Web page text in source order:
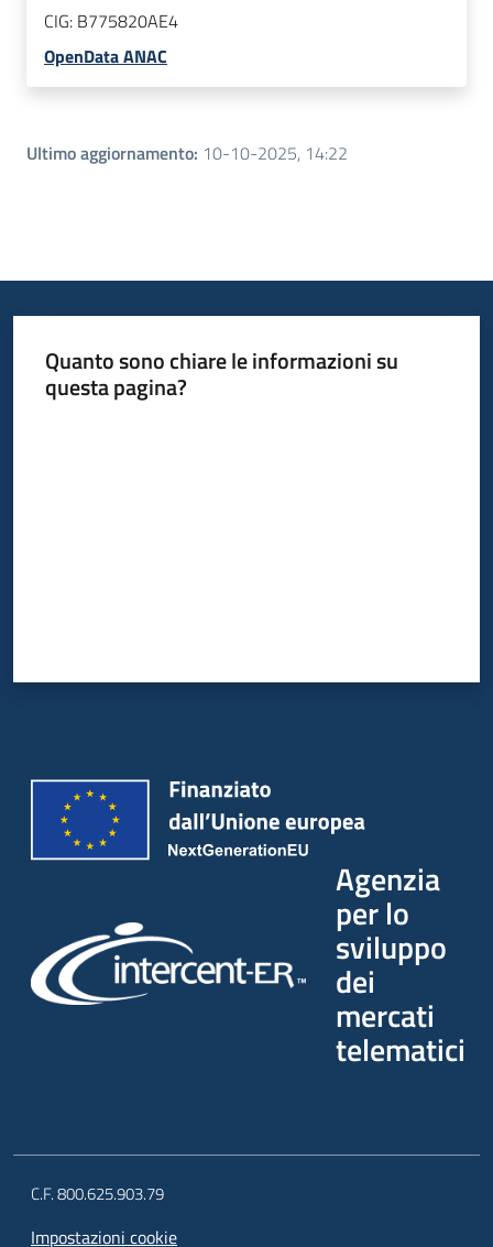
CIG: B775820AE4
OpenData ANAC
Ultimo aggiornamento: 10-10-2025, 14:22
Quanto sono chiare le informazioni su
questa pagina?
Agenzia
per lo
sviluppo
dei
mercati
telematici
C.F. 800.625.903.79
Impostazioni cookie